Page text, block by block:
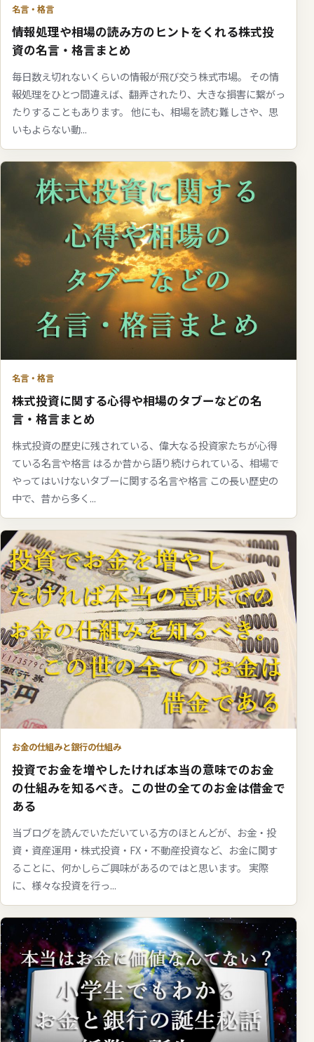
名言・格言
情報処理や相場の読み方のヒントをくれる株式投
資の名言・格言まとめ
毎日数え切れないくらいの情報が飛び交う株式市場。 その情
報処理をひとつ間違えば、翻弄されたり、大きな損害に繋がっ
たりすることもあります。 他にも、相場を読む難しさや、思
いもよらない動...
名言・格言
株式投資に関する心得や相場のタブーなどの名
言・格言まとめ
株式投資の歴史に残されている、偉大なる投資家たちが心得
ている名言や格言 はるか昔から語り続けられている、相場で
やってはいけないタブーに関する名言や格言 この長い歴史の
中で、昔から多く...
お金の仕組みと銀行の仕組み
投資でお金を増やしたければ本当の意味でのお金
の仕組みを知るべき。この世の全てのお金は借金で
ある
当ブログを読んでいただいている方のほとんどが、お金・投
資・資産運用・株式投資・FX・不動産投資など、お金に関す
ることに、何かしらご興味があるのではと思います。 実際
に、様々な投資を行っ...